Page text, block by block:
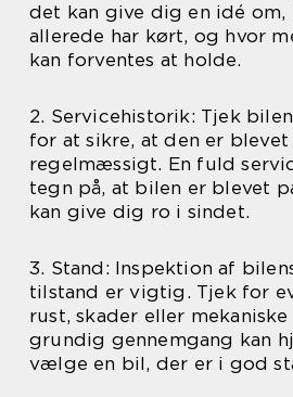
det kan give dig en idé
allerede har kørt, og hvor
kan forventes at holde.
2. Servicehistorik: Tjek
for at sikre, at den er
regelmæssigt. En fuld
tegn på, at bilen er blevet
kan give dig ro i sindet.
3. Stand: Inspektion af
tilstand er vigtig. Tjek for
rust, skader eller
grundig gennemgang kan
vælge en bil, der er i god